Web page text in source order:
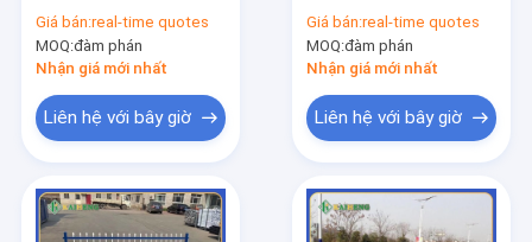
Giá bán:real-time quotes
MOQ:đàm phán
Nhận giá mới nhất
Liên hệ với bây giờ
Giá bán:real-time quotes
MOQ:đàm phán
Nhận giá mới nhất
Liên hệ với bây giờ